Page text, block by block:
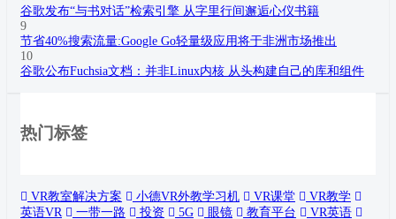
谷歌发布“与书对话”检索引擎 从字里行间邂逅心仪书籍
9
节省40%搜索流量:Google Go轻量级应用将于非洲市场推出
10
谷歌公布Fuchsia文档：并非Linux内核 从头构建自己的库和组件
热门标签
VR教室解决方案 小德VR外教学习机 VR课堂
VR教学
英语VR
一带一路 投资 5G 眼镜 教育平台
VR英语